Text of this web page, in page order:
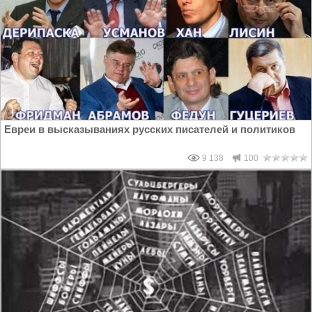
Евреи в высказываниях русских писателей и политиков
9 138 100